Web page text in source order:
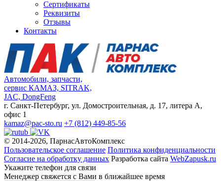
Сертификаты
Реквизиты
Отзывы
Контакты
Автомобили, запчасти,
сервис КАМАЗ, SITRAK,
JAC, DongFeng
г. Санкт-Петербург, ул. Домостроительная, д. 17, литера А,
офис 1
kamaz@pac-sto.ru +7 (812) 449-85-56
© 2014-2026, ПарнасАвтоКомплекс
Пользовательское соглашение Политика конфиденциальности
Согласие на обработку данных Разработка сайта WebZapusk.ru
Укажите телефон для связи
Менеджер свяжется с Вами в ближайшее время